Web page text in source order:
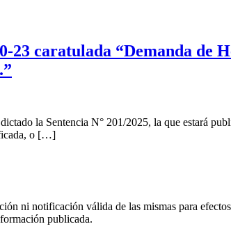
23 caratulada “Demanda de
la Sentencia N° 201/2025, la que estará
o […]
ni notificación válida de las mismas para
publicada.